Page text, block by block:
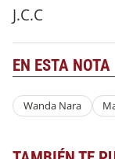
J.C.C
EN ESTA NOTA
Wanda Nara